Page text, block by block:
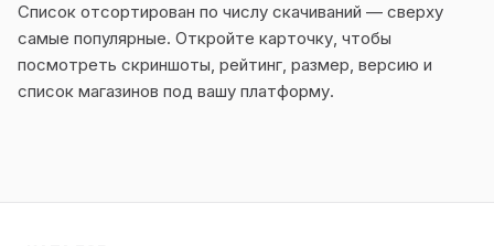
Список отсортирован по числу скачиваний — сверху
самые популярные. Откройте карточку, чтобы
посмотреть скриншоты, рейтинг, размер, версию и
список магазинов под вашу платформу.